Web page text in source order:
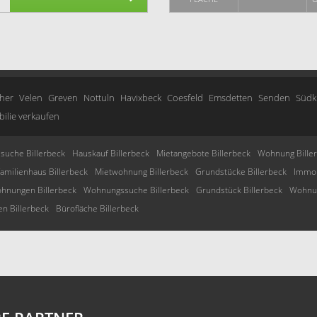
Velen Greven Nottuln Havixbeck Coesfeld Emsdetten Senden
verkaufen
Billerbeck Hauskauf Billerbeck Mietangebote Billerbeck Wohnung
Billerbeck
Mietwohnung Billerbeck Grundstücke Billerbeck
Billerbeck Wohnungssuche Billerbeck Grundstück Billerbeck
Billerbeck
Bürofläche Billerbeck